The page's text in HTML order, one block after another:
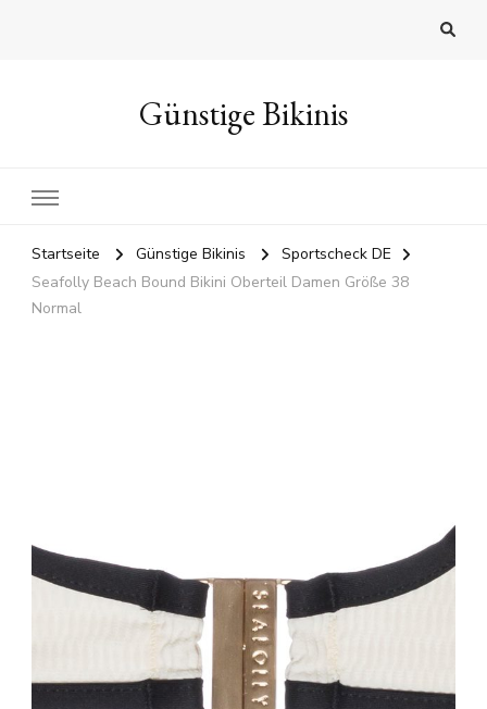
Günstige Bikinis
Startseite Günstige Bikinis
Sportscheck DE
Seafolly Beach Bound Bikini Oberteil Damen Größe 38
Normal